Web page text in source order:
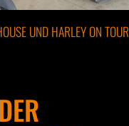
UND HARLEY ON TOUR